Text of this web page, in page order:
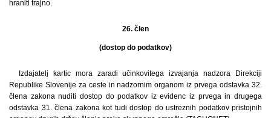
hraniti trajno.
26. člen
(dostop do podatkov)
Izdajatelj kartic mora zaradi učinkovitega izvajanja nadzora Direkciji
Republike Slovenije za ceste in nadzornim organom iz prvega odstavka 32.
člena zakona nuditi dostop do podatkov iz evidenc iz prvega in drugega
odstavka 31. člena zakona kot tudi dostop do ustreznih podatkov pristojnih